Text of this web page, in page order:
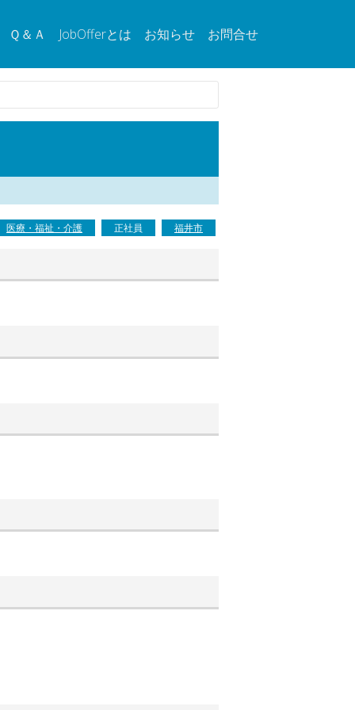
Ｑ＆Ａ JobOfferとは お知らせ お問合せ
医療・福祉・介護 正社員 福井市